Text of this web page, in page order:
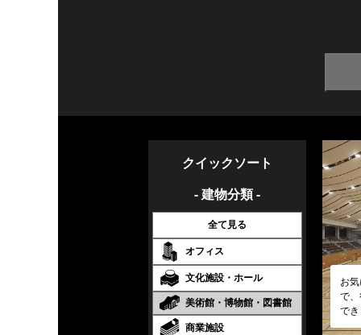
クイックソート
- 建物分類 -
全て見る
オフィス
文化施設・ホール
美術館・博物館・図書館
商業施設
お
で
で